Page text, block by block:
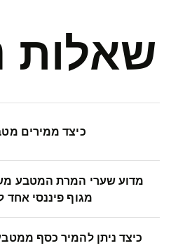
שאלות
כיצד ממירים
מדוע שערי המרת המטבע
מגוף פיננסי אחד
כיצד ניתן להמיר כסף ממטבע